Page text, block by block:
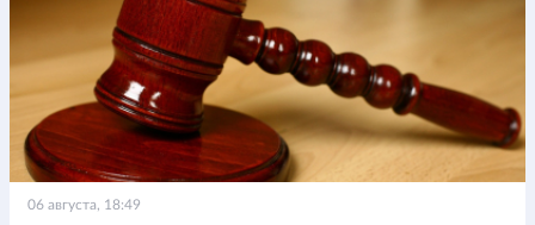
06 августа, 18:49